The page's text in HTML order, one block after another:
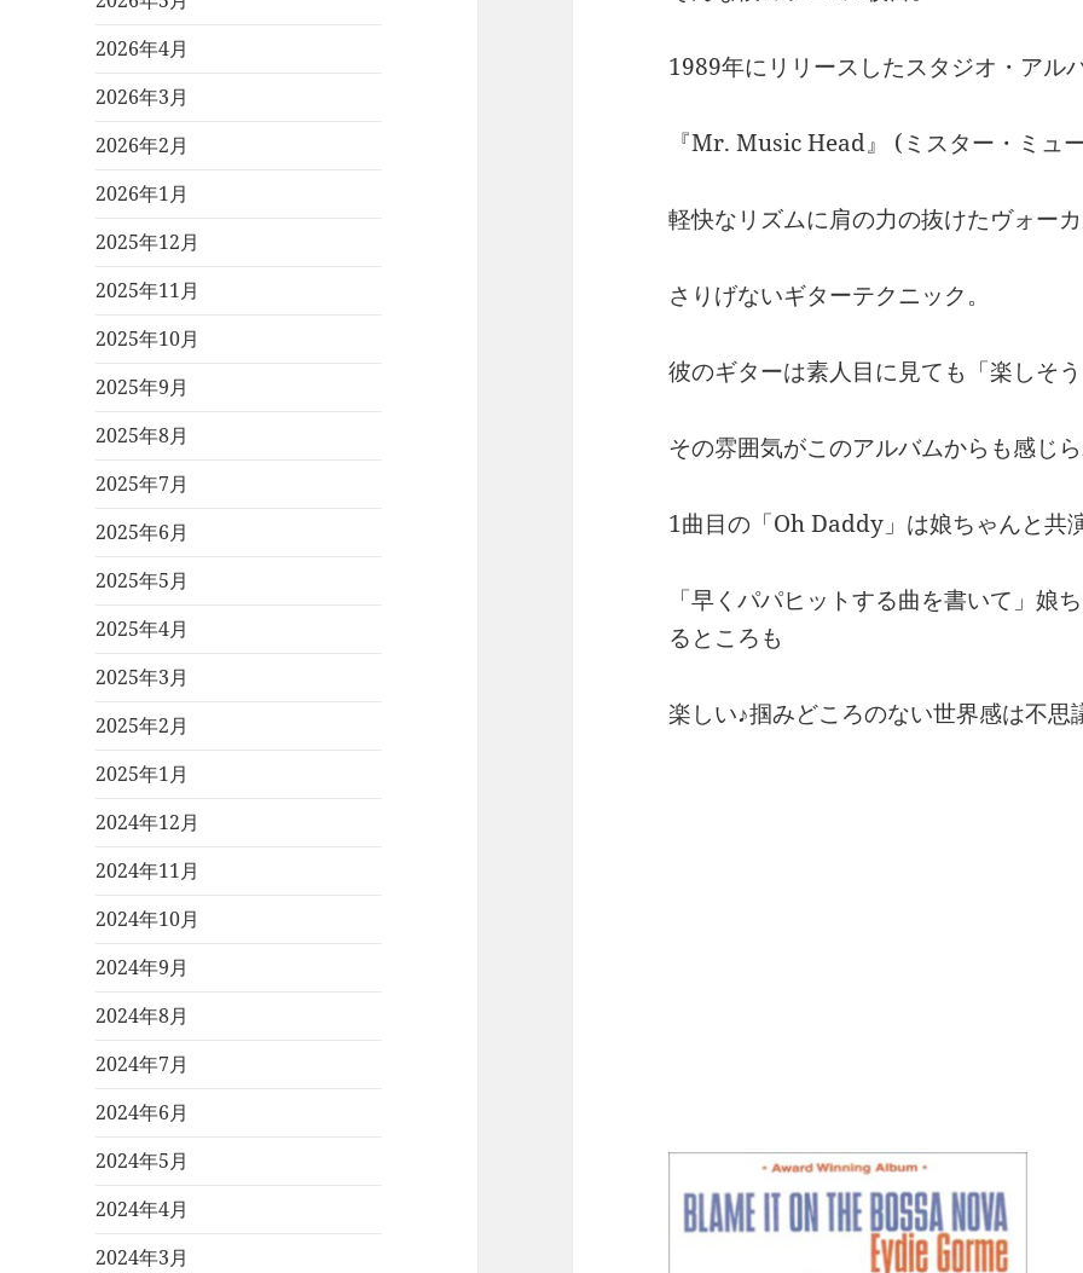
2026年4月
2026年3月
2026年2月
2026年1月
2025年12月
2025年11月
2025年10月
2025年9月
2025年8月
2025年7月
2025年6月
2025年5月
2025年4月
2025年3月
2025年2月
2025年1月
2024年12月
2024年11月
2024年10月
2024年9月
2024年8月
2024年7月
2024年6月
2024年5月
2024年4月
2024年3月
1989年にリリースしたスタジオ・アル
『Mr. Music Head』 (ミスター・ミュ
軽快なリズムに肩の力の抜けたヴォーカ
さりげないギターテクニック。
彼のギターは素人目に見ても「楽しそう
その雰囲気がこのアルバムからも感じら
1曲目の「Oh Daddy」は娘ちゃんと共
「早くパパヒットする曲を書いて」娘
るところも
楽しい♪掴みどころのない世界感は不思